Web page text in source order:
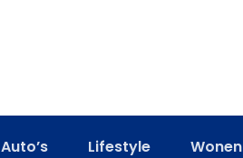
Auto’s Lifestyle Wonen